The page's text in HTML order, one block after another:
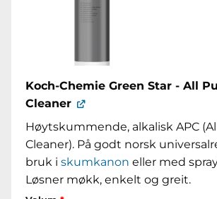
Koch-Chemie Green Star - All
Cleaner
Høytskummende, alkalisk APC
Cleaner). På godt norsk
bruk i skumkanon eller med
Løsner møkk, enkelt og greit.